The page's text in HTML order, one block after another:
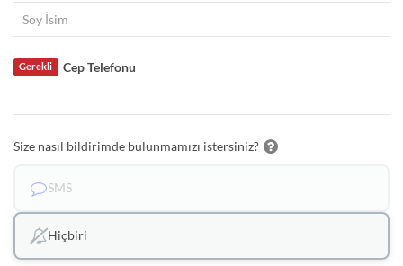
Cep Telefonu
Gerekli
Size nasıl bildirimde bulunmamızı istersiniz?
SMS
Hiçbiri